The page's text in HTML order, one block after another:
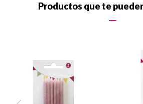
Productos que te